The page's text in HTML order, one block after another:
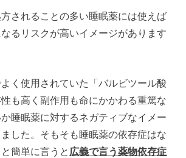
されることの多い睡眠薬には使えば
るリスクが高いイメージがあります
く使用されていた「バルビツール酸
も高く副作用も命にかかわる重篤な
睡眠薬に対するネガティブなイメー
した。そもそも睡眠薬の依存症はな
簡単に言うと 広義で言う薬物依存症